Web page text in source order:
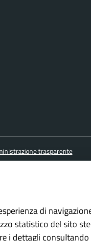
trasparente
di accessibilità
di
statistico del sito
i dettagli